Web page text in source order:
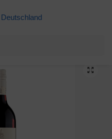
Qualitätswein trocken (6 x 0.75 l)